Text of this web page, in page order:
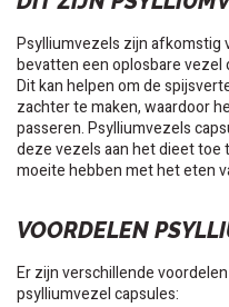
Psylliumvezels zijn afkomstig
bevatten een oplosbare
Dit kan helpen om de
zachter te maken, waardoor
passeren. Psylliumvezels
deze vezels aan het dieet toe
moeite hebben met het eten
VOORDELEN
Er zijn verschillende
psylliumvezel capsules: